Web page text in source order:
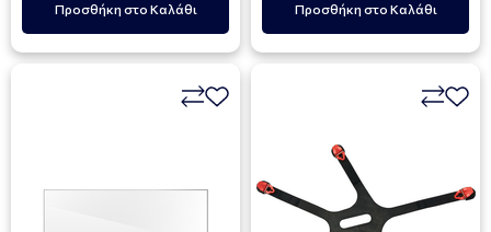
Προσθήκη στο Καλάθι Προσθήκη στο Καλάθι